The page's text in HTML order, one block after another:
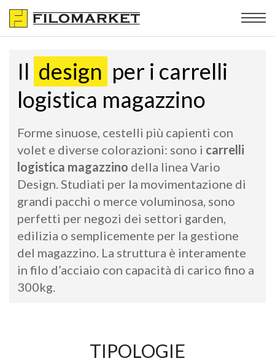
Il design per i carrelli
logistica magazzino
Forme sinuose, cestelli più capienti con
volet e diverse colorazioni: sono i carrelli
logistica magazzino della linea Vario
Design. Studiati per la movimentazione di
grandi pacchi o merce voluminosa, sono
perfetti per negozi dei settori garden,
edilizia o semplicemente per la gestione
del magazzino. La struttura è interamente
in filo d’acciaio con capacità di carico fino a
300kg.
TIPOLOGIE